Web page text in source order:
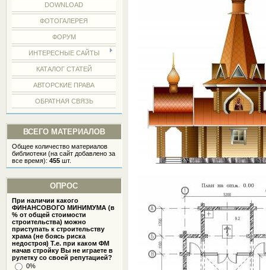
DOWNLOAD
ФОТОГАЛЕРЕЯ
ФОРУМ
ИНТЕРЕСНЫЕ САЙТЫ
КАТАЛОГ СТАТЕЙ
АВТОРСКИЕ ПРАВА
ОБРАТНАЯ СВЯЗЬ
ВСЕГО МАТЕРИАЛОВ
Общее количество материалов
библиотеки (на сайт добавлено за
все время):455 шт.
ОПРОС
При наличии какого
ФИНАНСОВОГО МИНИМУМА (в
% от общей стоимости
строительства) можно
приступать к строительству
храма (не боясь риска
недостроя) Т.е. при каком ФМ
начав стройку Вы не играете в
рулетку со своей репутацией?
0%